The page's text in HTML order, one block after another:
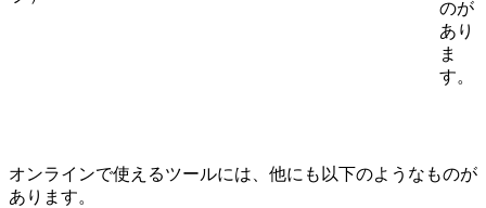
のが
あり
ま
す。
オンラインで使えるツールには、他にも以下のようなものが
あります。